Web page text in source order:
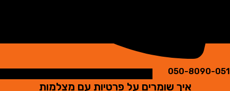
050-
איך שומרים על פרטיות עם מצלמות